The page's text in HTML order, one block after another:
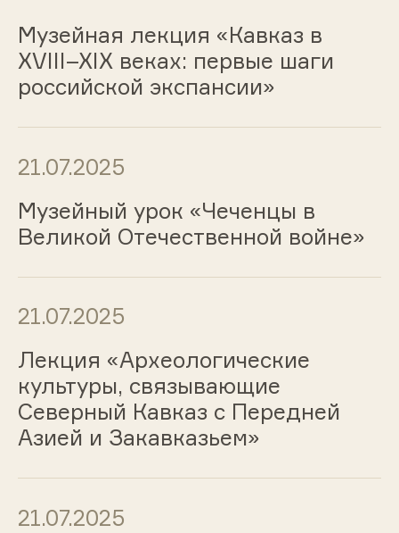
Музейная лекция «Кавказ в
XVIII–XIX веках: первые шаги
российской экспансии»
21.07.2025
Музейный урок «Чеченцы в
Великой Отечественной войне»
21.07.2025
Лекция «Археологические
культуры, связывающие
Северный Кавказ с Передней
Азией и Закавказьем»
21.07.2025